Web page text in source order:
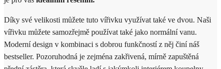
Díky své velikosti můžete tuto vířivku využívat také ve dvou. Naši
vířivku můžete samozřejmě používat také jako normální vanu.
Moderní design v kombinaci s dobrou funkčností z něj činí náš
bestseller. Pozoruhodná je zejména zakřivená, mírně zapuštěná